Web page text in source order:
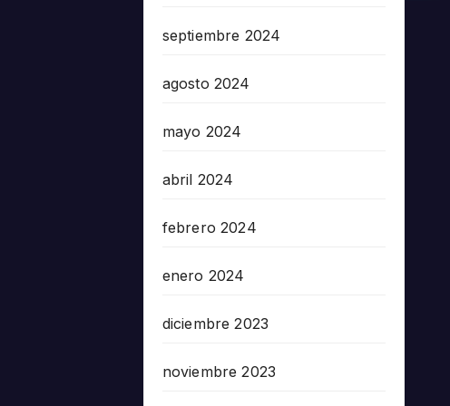
septiembre 2024
agosto 2024
mayo 2024
abril 2024
febrero 2024
enero 2024
diciembre 2023
noviembre 2023